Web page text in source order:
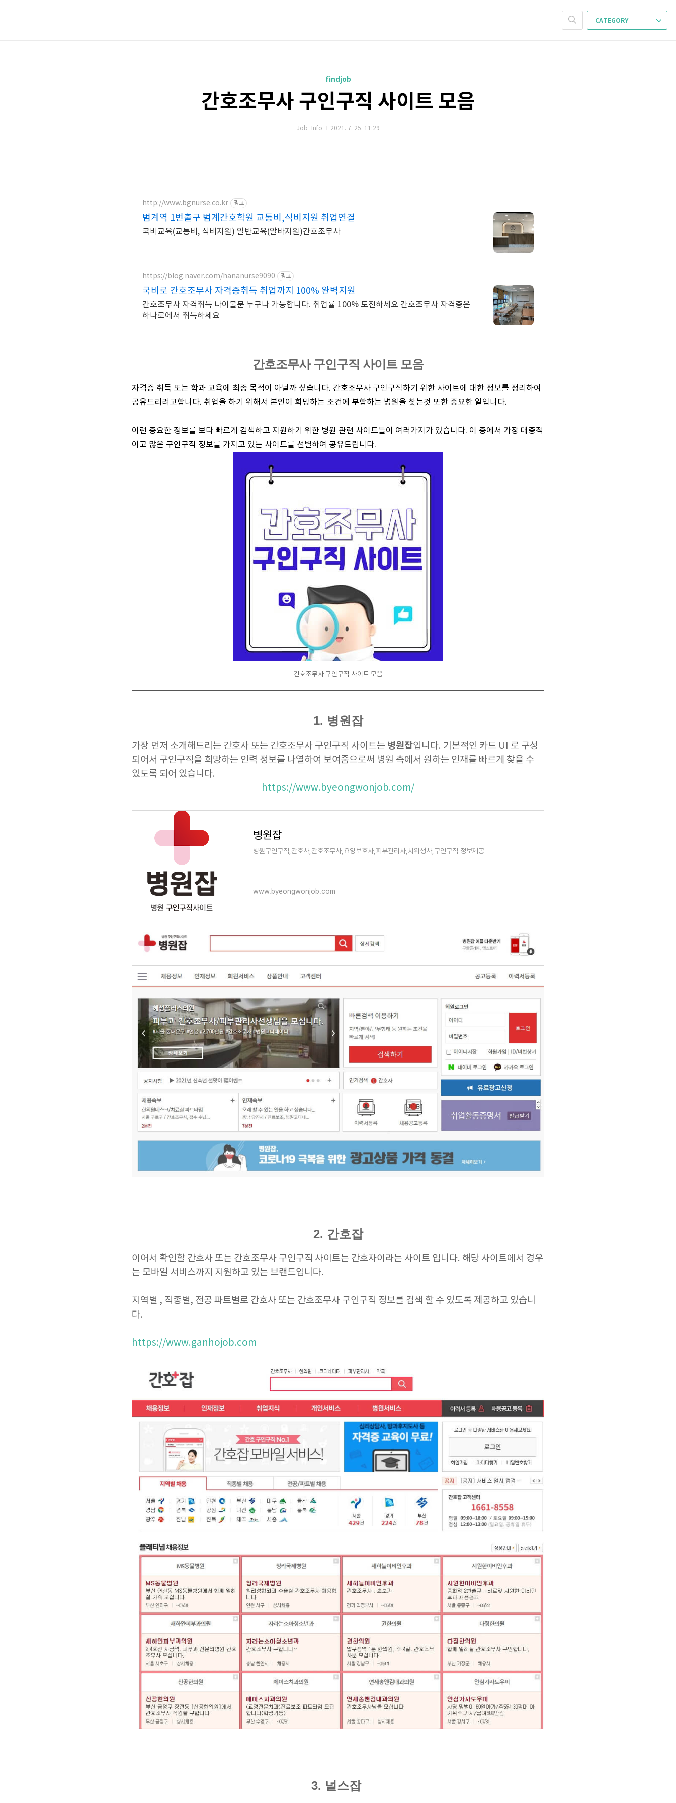
CATEGORY
findjob
간호조무사 구인구직 사이트 모음
Job_Info 2021. 7. 25. 11:29
http://www.bgnurse.co.kr 광고
범계역 1번출구 범계간호학원 교통비,식비지원 취업연결
국비교육(교통비, 식비지원) 일반교육(알바지원)간호조무사
https://blog.naver.com/hananurse9090 광고
국비로 간호조무사 자격증취득 취업까지 100% 완벽지원
간호조무사 자격취득 나이불문 누구나 가능합니다. 취업률 100% 도전하세요 간호조무사 자격증은
하나로에서 취득하세요
간호조무사 구인구직 사이트 모음
자격증 취득 또는 학과 교육에 최종 목적이 아닐까 싶습니다. 간호조무사 구인구직하기 위한 사이트에 대한 정보를 정리하여
공유드리려고합니다. 취업을 하기 위해서 본인이 희망하는 조건에 부합하는 병원을 찾는것 또한 중요한 일입니다.
이런 중요한 정보를 보다 빠르게 검색하고 지원하기 위한 병원 관련 사이트들이 여러가지가 있습니다. 이 중에서 가장 대중적
이고 많은 구인구직 정보를 가지고 있는 사이트를 선별하여 공유드립니다.
간호조무사 구인구직 사이트 모음
1. 병원잡
가장 먼저 소개해드리는 간호사 또는 간호조무사 구인구직 사이트는 병원잡입니다. 기본적인 카드 UI 로 구성
되어서 구인구직을 희망하는 인력 정보를 나열하여 보여줌으로써 병원 측에서 원하는 인재를 빠르게 찾을 수
있도록 되어 있습니다.
https://www.byeongwonjob.com/
병원잡
병원구인구직,간호사,간호조무사,요양보호사,피부관리사,치위생사,구인구직 정보제공
www.byeongwonjob.com
2. 간호잡
이어서 확인할 간호사 또는 간호조무사 구인구직 사이트는 간호자이라는 사이트 입니다. 해당 사이트에서 경우
는 모바일 서비스까지 지원하고 있는 브랜드입니다.
지역별 , 직종별, 전공 파트별로 간호사 또는 간호조무사 구인구직 정보를 검색 할 수 있도록 제공하고 있습니
다.
https://www.ganhojob.com
3. 널스잡